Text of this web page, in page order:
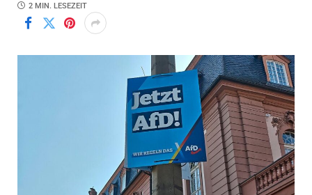
2 MIN. LESEZEIT